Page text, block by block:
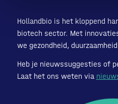
Hollandbio is het kloppend
biotech sector. Met
we gezondheid,
Heb je nieuwssuggesties of
Laat het ons weten via